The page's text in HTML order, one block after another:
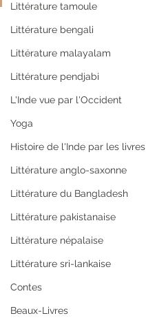
Littérature tamoule
Littérature bengali
Littérature malayalam
Littérature pendjabi
L'Inde vue par l'Occident
Yoga
Histoire de l'Inde par les livres
Littérature anglo-saxonne
Littérature du Bangladesh
Littérature pakistanaise
Littérature népalaise
Littérature sri-lankaise
Contes
Beaux-Livres